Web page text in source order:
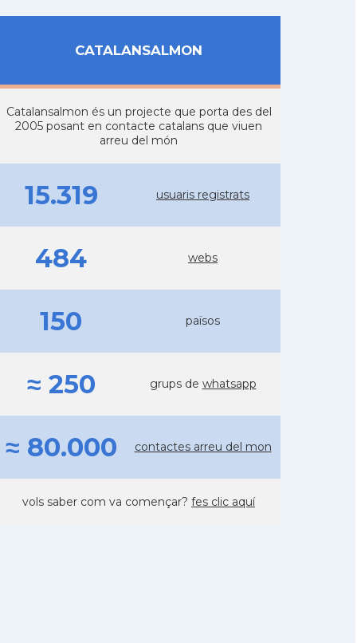
CATALANSALMON
Catalansalmon és un projecte que porta des del
2005 posant en contacte catalans que viuen
arreu del món
15.319 usuaris registrats
484 webs
150 països
≈ 250 grups de whatsapp
≈ 80.000 contactes arreu del mon
vols saber com va començar? fes clic aquí